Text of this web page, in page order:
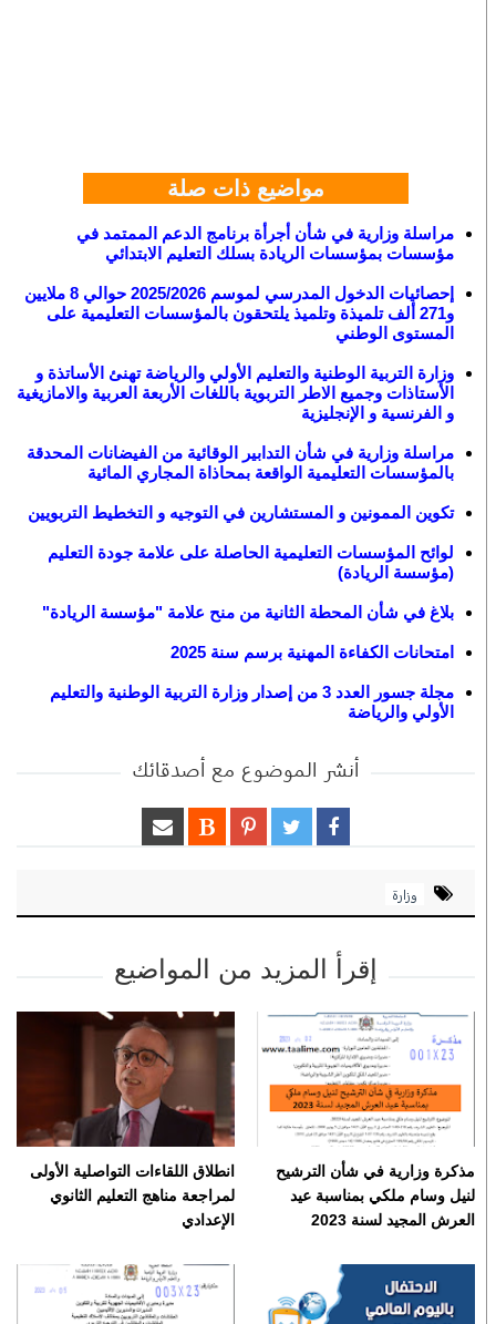
مواضيع ذات صلة
مراسلة وزارية في شأن أجرأة برنامج الدعم الممتمد في
مؤسسات بمؤسسات الريادة بسلك التعليم الابتدائي
إحصائيات الدخول المدرسي لموسم 2025/2026 حوالي 8 ملايين
و271 ألف تلميذة وتلميذ يلتحقون بالمؤسسات التعليمية على
المستوى الوطني
وزارة التربية الوطنية والتعليم الأولي والرياضة تهنئ الأساتذة و
الأستاذات وجميع الاطر التربوية باللغات الأربعة العربية والامازيغية
و الفرنسية و الإنجليزية
مراسلة وزارية في شأن التدابير الوقائية من الفيضانات المحدقة
بالمؤسسات التعليمية الواقعة بمحاذاة المجاري المائية
تكوين الممونين و المستشارين في التوجيه و التخطيط التربويين
لوائح المؤسسات التعليمية الحاصلة على علامة جودة التعليم
(مؤسسة الريادة)
بلاغ في شأن المحطة الثانية من منح علامة "مؤسسة الريادة"
امتحانات الكفاءة المهنية برسم سنة 2025
مجلة جسور العدد 3 من إصدار وزارة التربية الوطنية والتعليم
الأولي والرياضة
أنشر الموضوع مع أصدقائك
وزارة
إقرأ المزيد من المواضيع
مذكرة وزارية في شأن الترشيح
لنيل وسام ملكي بمناسبة عيد
العرش المجيد لسنة 2023
انطلاق اللقاءات التواصلية الأولى
لمراجعة مناهج التعليم الثانوي
الإعدادي